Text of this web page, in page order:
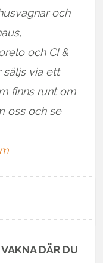
och
och CI &
säljs via ett
finns runt om
oss och se
DÄR DU